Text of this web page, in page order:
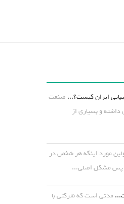
ایران کیست؟... صنعت
و بسیاری از
مورد اینکه هر شخص در
مدتی است که شرکتی با